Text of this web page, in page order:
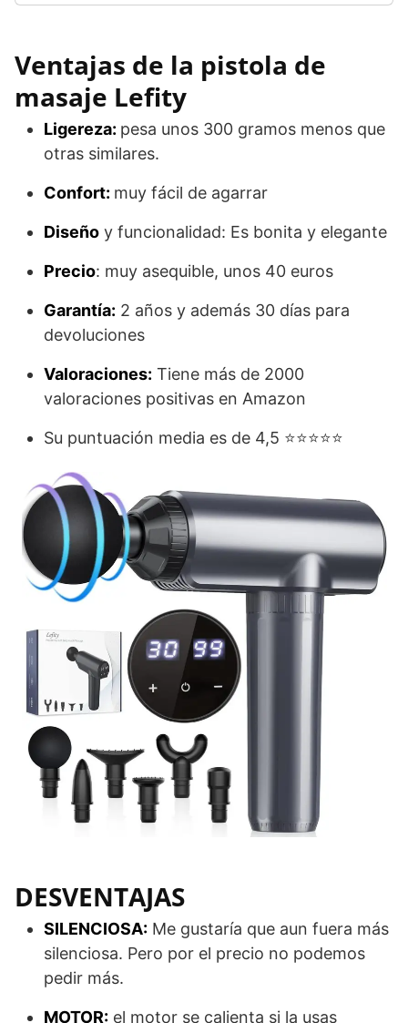
Ventajas de la pistola de
masaje Lefity
Ligereza: pesa unos 300 gramos menos que
otras similares.
Confort: muy fácil de agarrar
Diseño y funcionalidad: Es bonita y elegante
Precio: muy asequible, unos 40 euros
Garantía: 2 años y además 30 días para
devoluciones
Valoraciones: Tiene más de 2000
valoraciones positivas en Amazon
Su puntuación media es de 4,5 ⭐⭐⭐⭐⭐
DESVENTAJAS
SILENCIOSA: Me gustaría que aun fuera más
silenciosa. Pero por el precio no podemos
pedir más.
MOTOR: el motor se calienta si la usas